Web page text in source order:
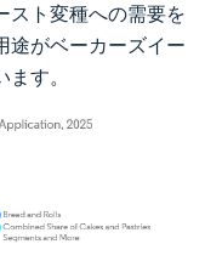
スト変種への需要を
途がベーカーズイー
す。